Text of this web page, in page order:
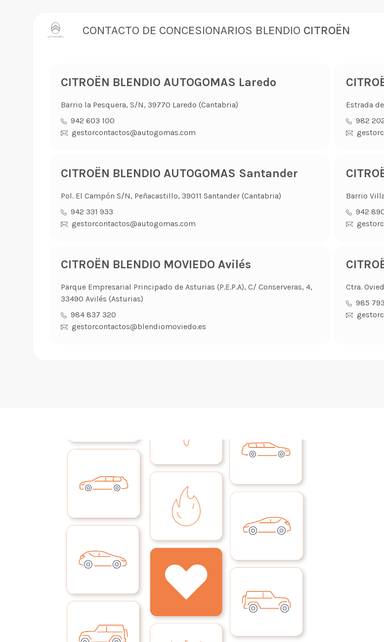
CONTACTO DE CONCESIONARIOS BLENDIO CITROËN
CITROËN BLENDIO AUTOGOMAS Laredo
Barrio la Pesquera, S/N, 39770 Laredo (Cantabria)
942 603 100
gestorcontactos@autogomas.com
Estrada
982
CITROËN BLENDIO AUTOGOMAS Santander
Pol. El Campón S/N, Peñacastillo, 39011 Santander (Cantabria)
942 331 933
gestorcontactos@autogomas.com
Barrio
942
CITROËN BLENDIO MOVIEDO Avilés
Parque Empresarial Principado de Asturias (P.E.P.A), C/ Conserveras, 4,
33490 Avilés (Asturias)
984 837 320
gestorcontactos@blendiomoviedo.es
Ctra.
985